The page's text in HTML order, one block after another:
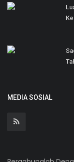
MEDIA SOSIAL